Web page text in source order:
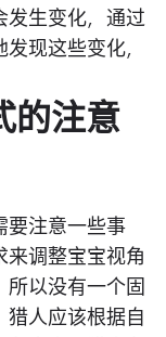
发生变化，通过
现这些变化，
的注意
要注意一些事
来调整宝宝视角
所以没有一个固
人应该根据自